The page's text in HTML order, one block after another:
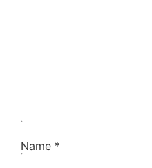
Name *